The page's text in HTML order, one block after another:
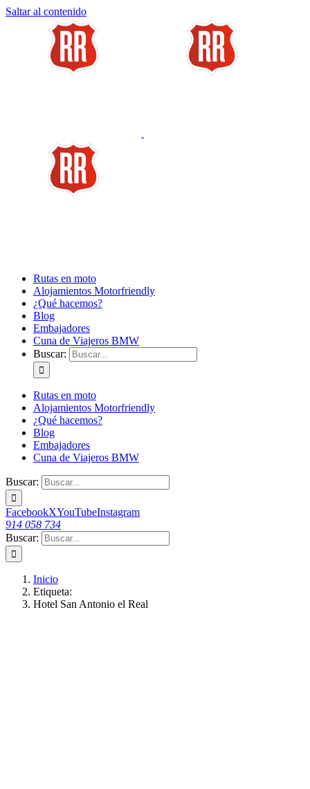
Saltar al contenido
Rutas en moto
Alojamientos Motorfriendly
¿Qué hacemos?
Blog
Embajadores
Cuna de Viajeros BMW
Buscar:
Rutas en moto
Alojamientos Motorfriendly
¿Qué hacemos?
Blog
Embajadores
Cuna de Viajeros BMW
Buscar:
FacebookXYouTubeInstagram
914 058 734
Buscar:
Inicio
Etiqueta:
Hotel San Antonio el Real